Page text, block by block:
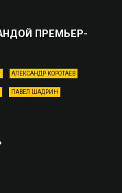
ПРЕМЬЕР-
АЛЕКСАНДР КОРОТАЕВ
ПАВЕЛ ШАДРИН